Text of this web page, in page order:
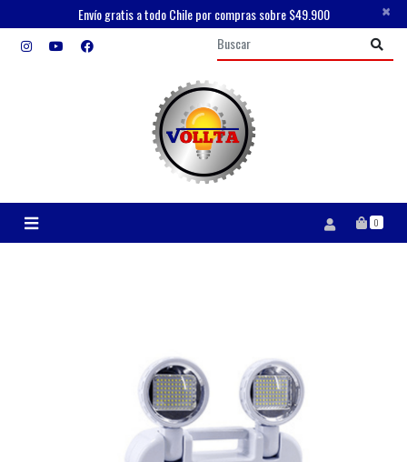
Envío gratis a todo Chile por compras sobre $49.900 ×
0